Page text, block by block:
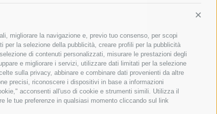
migliorare la navigazione e, previo tuo consenso, per scopi
la selezione della pubblicità, creare profili per la pubblicità
di contenuti personalizzati, misurare le prestazioni degli
e migliorare i servizi, utilizzare dati limitati per la selezione
sulla privacy, abbinare e combinare dati provenienti da altre
precisi, riconoscere i dispositivi in base a informazioni
acconsenti all'uso di cookie e strumenti simili. Utilizza il
le tue preferenze in qualsiasi momento cliccando sul link